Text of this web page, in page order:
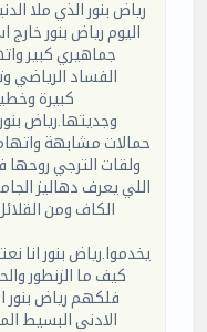
رياض بنور الذي ملا
اليوم رياض بنور
جماهيري كبير
الفساد
كبيرة
وجديتها.رياض
حمالات مشابهة
ولقات الترجي روحها
اللي يعرف دهاليز
الكاف ومن
يخدموا.رياض بنور انا
كيف ما الزنطور
فلكهم رياض بنور
الادنى البسيط